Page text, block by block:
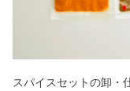
スパイスセットの卸・